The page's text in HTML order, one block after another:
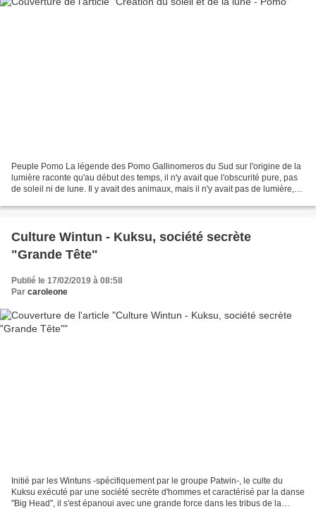
Peuple Pomo La légende des Pomo Gallinomeros du Sud sur l'origine de la
lumière raconte qu'au début des temps, il n'y avait que l'obscurité pure, pas
de soleil ni de lune. Il y avait des animaux, mais il n'y avait pas de lumière,
Culture Wintun - Kuksu, société secrète
"Grande Tête"
Publié le 17/02/2019 à 08:58
Par caroleone
Initié par les Wintuns -spécifiquement par le groupe Patwin-, le culte du
Kuksu exécuté par une société secrète d'hommes et caractérisé par la danse
"Big Head", il s'est épanoui avec une grande force dans les tribus de la